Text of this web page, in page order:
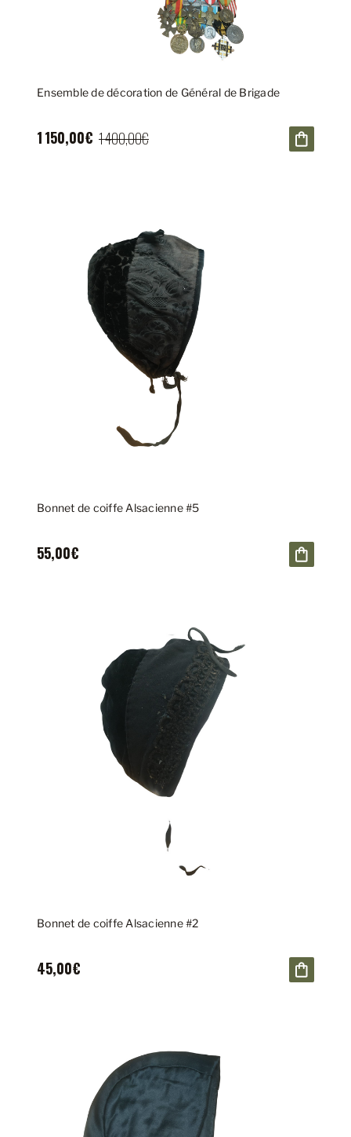
Ensemble de décoration de Général de Brigade
1 400,00€
1 150,00€
Bonnet de coiffe Alsacienne #5
55,00€
Bonnet de coiffe Alsacienne #2
45,00€